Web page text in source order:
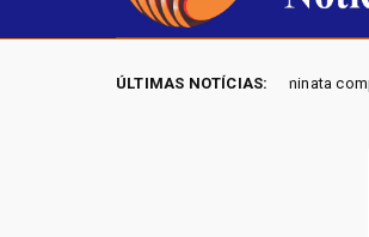
ÚLTIMAS NOTÍCIAS:
em nominata completa e mira eleger três